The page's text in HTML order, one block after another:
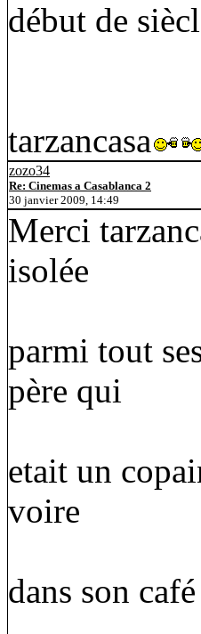
début de
tarzancasa
zozo34
Re: Cinemas a Casablanca 2
30 janvier 2009, 14:49
Merci
isolée
parmi tout
père qui
etait un
voire
dans son